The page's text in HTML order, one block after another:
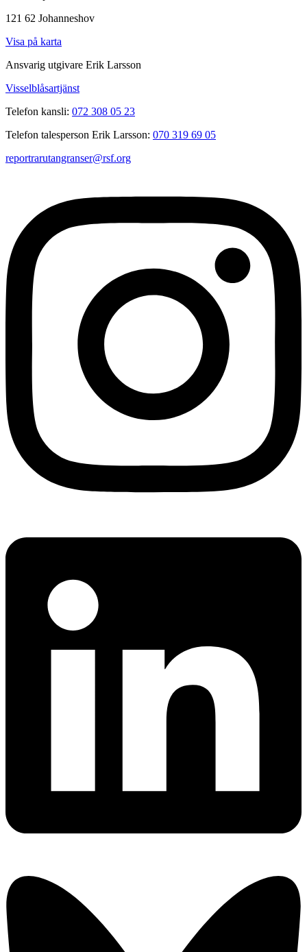
121 62 Johanneshov
Visa på karta
Ansvarig utgivare Erik Larsson
Visselblåsartjänst
Telefon kansli: 072 308 05 23
Telefon talesperson Erik Larsson: 070 319 69 05
reportrarutangranser@rsf.org